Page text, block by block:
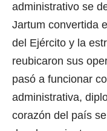
administrativo se
Jartum convertida
del Ejército y la
reubicaron sus
pasó a funcionar
administrativa,
corazón del país